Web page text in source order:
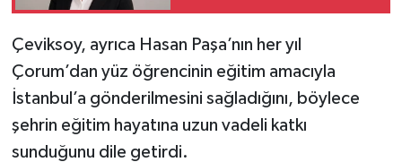
Çeviksoy, ayrıca Hasan Paşa’nın her yıl
Çorum’dan yüz öğrencinin eğitim amacıyla
İstanbul’a gönderilmesini sağladığını, böylece
şehrin eğitim hayatına uzun vadeli katkı
sunduğunu dile getirdi.